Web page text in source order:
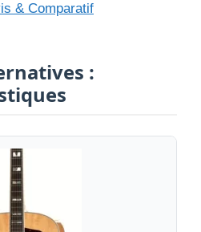
& Comparatif
: